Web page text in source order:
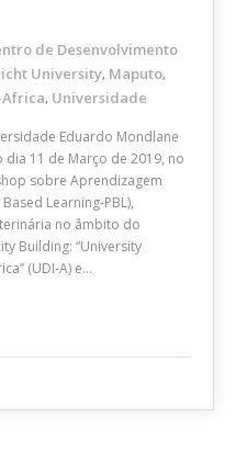
de Desenvolvimento
University, Maputo,
Africa, Universidade
Eduardo Mondlane
11 de Março de 2019, no
sobre Aprendizagem
Learning-PBL),
no âmbito do
Building: “University
(UDI-A) e…